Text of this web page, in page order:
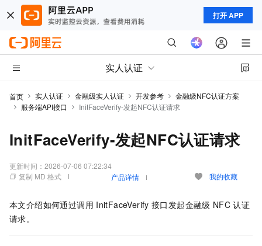
打开 APP
实人认证
首页 实人认证 金融级实人认证 开发参考
金融级NFC认证方案
服务端API接口
InitFaceVerify-发起NFC认证请求
InitFaceVerify-发起NFC认证请求
更新时间： 2026-07-06 07:22:34
复制 MD 格式
产品详情 我的收藏
本文介绍如何通过调用 InitFaceVerify 接口发起金融级 NFC 认证
请求。